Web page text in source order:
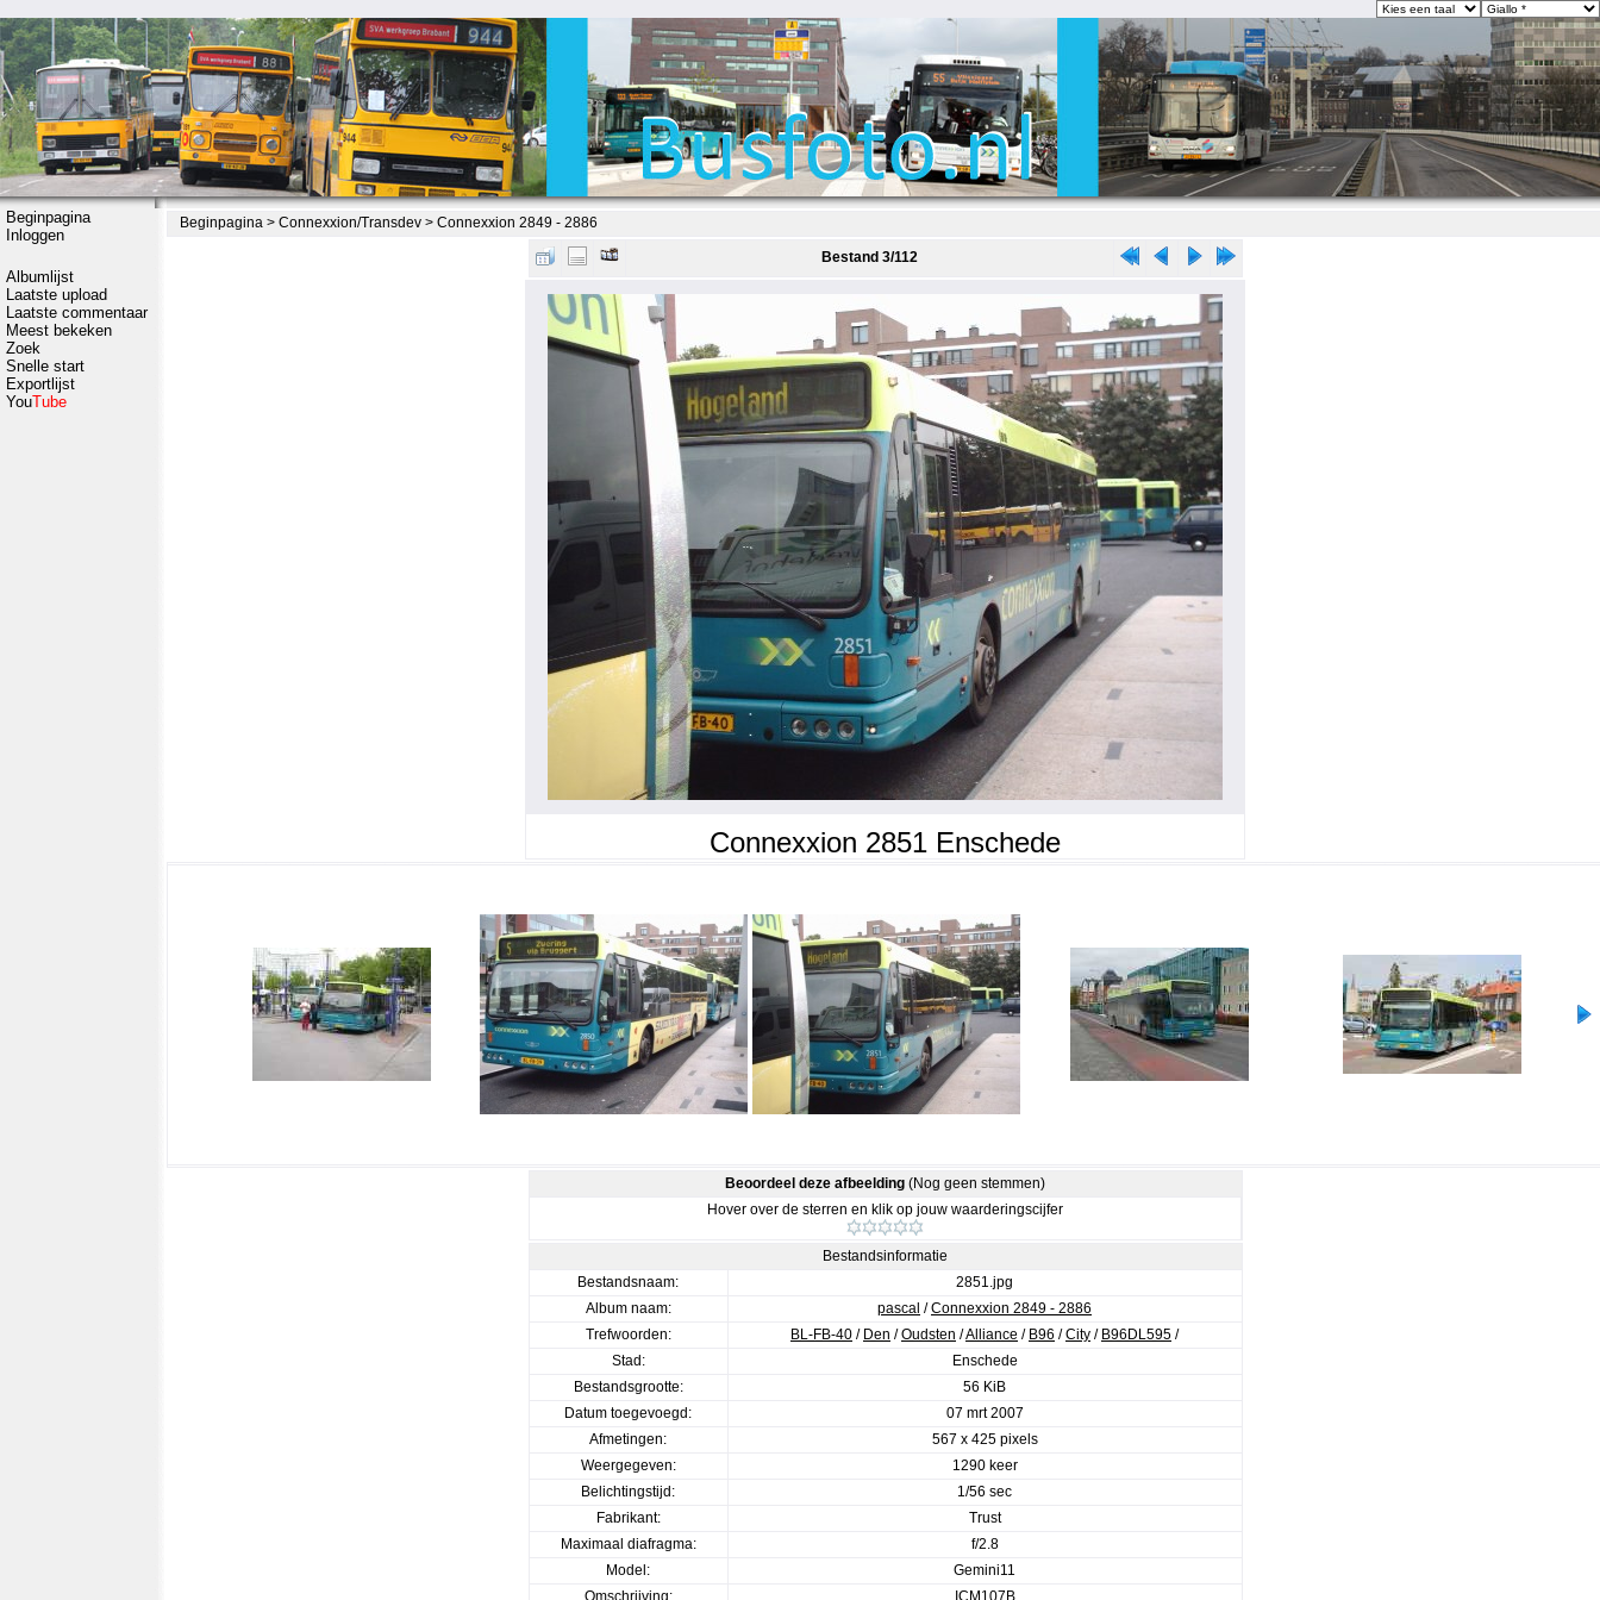
Beginpagina
Inloggen
Albumlijst
Laatste upload
Laatste commentaar
Meest bekeken
Zoek
Snelle start
Exportlijst
YouTube
Beginpagina > Connexxion/Transdev > Connexxion 2849 - 2886
Bestand 3/112
Connexxion 2851 Enschede
Beoordeel deze afbeelding (Nog geen stemmen)
Hover over de sterren en klik op jouw waarderingscijfer
Bestandsinformatie
Bestandsnaam:
2851.jpg
Album naam:
pascal /Connexxion 2849 - 2886
Trefwoorden:
BL-FB-40 / Den /Oudsten /Alliance / B96 /City / B96DL595 /
Stad:
Enschede
Bestandsgrootte:
56 KiB
Datum toegevoegd:
07 mrt 2007
Afmetingen:
567 x 425 pixels
Weergegeven:
1290 keer
Belichtingstijd:
1/56 sec
Fabrikant:
Trust
Maximaal diafragma:
f/2.8
Model:
Gemini11
Omschrijving:
ICM107B